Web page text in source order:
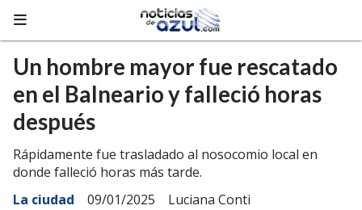
Un hombre mayor fue rescatado
en el Balneario y falleció horas
después
Rápidamente fue trasladado al nosocomio local en
donde falleció horas más tarde.
La ciudad
09/01/2025 Luciana Conti